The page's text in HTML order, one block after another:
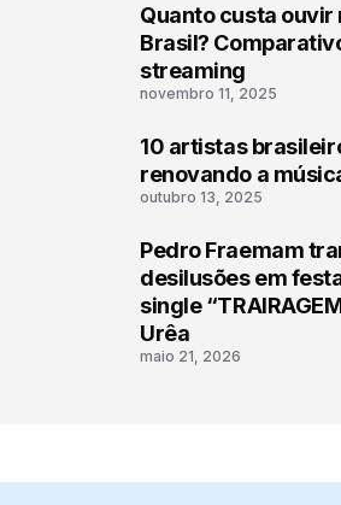
Quanto custa ouvir
Brasil?
streaming
novembro 11, 2025
10 artistas
renovando a
outubro 13, 2025
Pedro Fraemam
desilusões em
single
Urêa
maio 21, 2026